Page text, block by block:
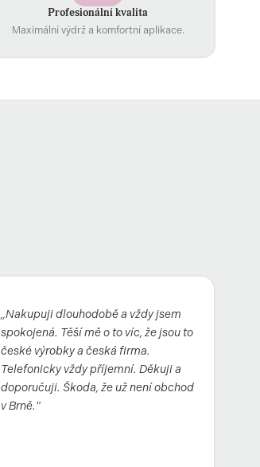
Profesionální kvalita
Maximální výdrž a komfortní aplikace.
„Nakupuji dlouhodobě a vždy jsem
spokojená. Těší mě o to víc, že jsou to
české výrobky a česká firma.
Telefonicky vždy příjemní. Děkuji a
doporučuji. Škoda, že už není obchod
v Brně."